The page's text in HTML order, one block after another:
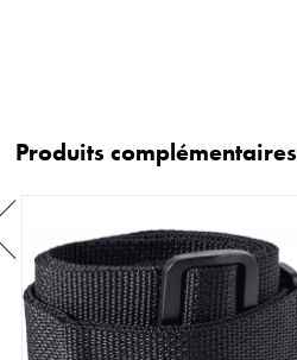
Produits complémentaires